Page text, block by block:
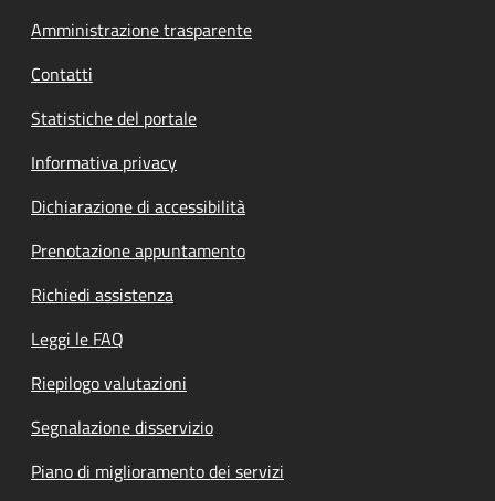
Amministrazione trasparente
Contatti
Statistiche del portale
Informativa privacy
Dichiarazione di accessibilità
Prenotazione appuntamento
Richiedi assistenza
Leggi le FAQ
Riepilogo valutazioni
Segnalazione disservizio
Piano di miglioramento dei servizi